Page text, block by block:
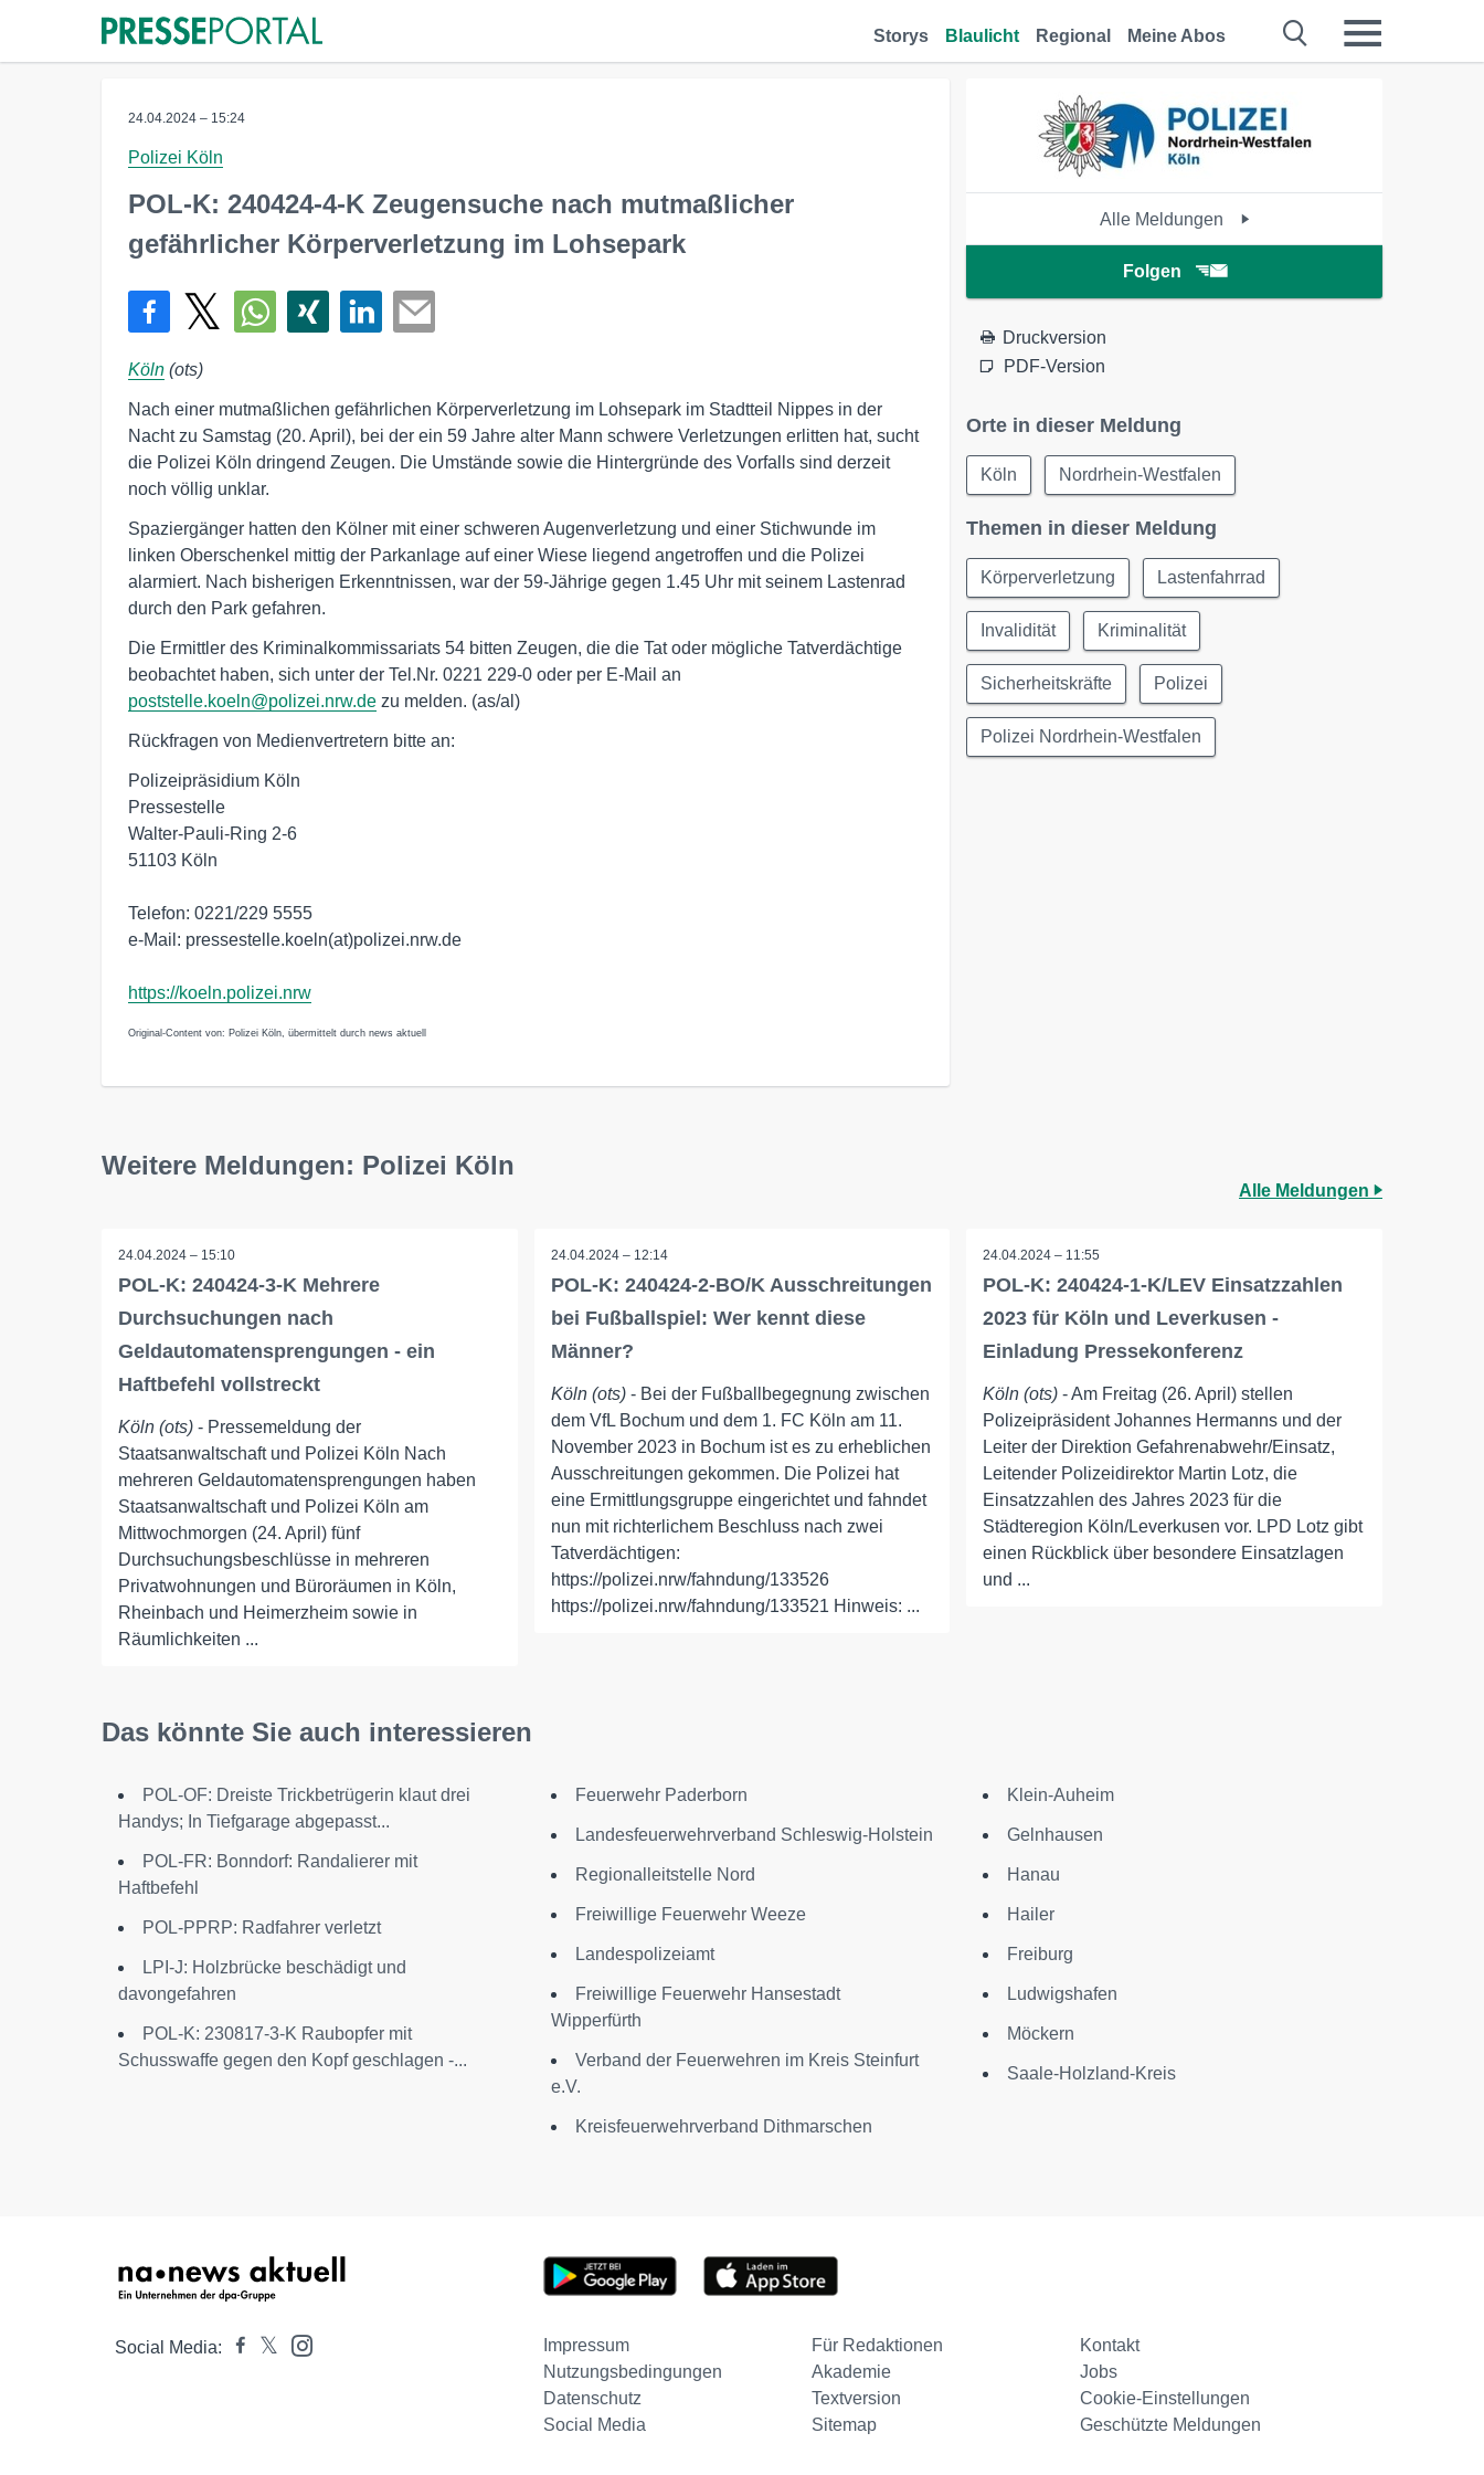
Storys Blaulicht Regional Meine Abos
24.04.2024 – 15:24
Polizei Köln
POL-K: 240424-4-K Zeugensuche nach mutmaßlicher
gefährlicher Körperverletzung im Lohsepark
Köln (ots)
Nach einer mutmaßlichen gefährlichen Körperverletzung im Lohsepark im Stadtteil Nippes in der
Nacht zu Samstag (20. April), bei der ein 59 Jahre alter Mann schwere Verletzungen erlitten hat, sucht
die Polizei Köln dringend Zeugen. Die Umstände sowie die Hintergründe des Vorfalls sind derzeit
noch völlig unklar.
Spaziergänger hatten den Kölner mit einer schweren Augenverletzung und einer Stichwunde im
linken Oberschenkel mittig der Parkanlage auf einer Wiese liegend angetroffen und die Polizei
alarmiert. Nach bisherigen Erkenntnissen, war der 59-Jährige gegen 1.45 Uhr mit seinem Lastenrad
durch den Park gefahren.
Die Ermittler des Kriminalkommissariats 54 bitten Zeugen, die die Tat oder mögliche Tatverdächtige
beobachtet haben, sich unter der Tel.Nr. 0221 229-0 oder per E-Mail an
poststelle.koeln@polizei.nrw.de zu melden. (as/al)
Rückfragen von Medienvertretern bitte an:
Polizeipräsidium Köln
Pressestelle
Walter-Pauli-Ring 2-6
51103 Köln
Telefon: 0221/229 5555
e-Mail: pressestelle.koeln(at)polizei.nrw.de
https://koeln.polizei.nrw
Original-Content von: Polizei Köln, übermittelt durch news aktuell
Alle Meldungen
Folgen
Druckversion
PDF-Version
Orte in dieser Meldung
Köln Nordrhein-Westfalen
Themen in dieser Meldung
Körperverletzung Lastenfahrrad
Invalidität Kriminalität
Sicherheitskräfte Polizei
Polizei Nordrhein-Westfalen
Weitere Meldungen: Polizei Köln
Alle Meldungen
24.04.2024 – 15:10
POL-K: 240424-3-K Mehrere
Durchsuchungen nach
Geldautomatensprengungen - ein
Haftbefehl vollstreckt
Köln (ots) - Pressemeldung der
Staatsanwaltschaft und Polizei Köln Nach
mehreren Geldautomatensprengungen haben
Staatsanwaltschaft und Polizei Köln am
Mittwochmorgen (24. April) fünf
Durchsuchungsbeschlüsse in mehreren
Privatwohnungen und Büroräumen in Köln,
Rheinbach und Heimerzheim sowie in
Räumlichkeiten ...
24.04.2024 – 12:14
POL-K: 240424-2-BO/K Ausschreitungen
bei Fußballspiel: Wer kennt diese
Männer?
Köln (ots)- Bei der Fußballbegegnung zwischen
dem VfL Bochum und dem 1. FC Köln am 11.
November 2023 in Bochum ist es zu erheblichen
Ausschreitungen gekommen. Die Polizei hat
eine Ermittlungsgruppe eingerichtet und fahndet
nun mit richterlichem Beschluss nach zwei
Tatverdächtigen:
https://polizei.nrw/fahndung/133526
https://polizei.nrw/fahndung/133521 Hinweis: ...
24.04.2024 – 11:55
POL-K: 240424-1-K/LEV Einsatzzahlen
2023 für Köln und Leverkusen -
Einladung Pressekonferenz
Köln (ots) - Am Freitag (26. April) stellen
Polizeipräsident Johannes Hermanns und der
Leiter der Direktion Gefahrenabwehr/Einsatz,
Leitender Polizeidirektor Martin Lotz, die
Einsatzzahlen des Jahres 2023 für die
Städteregion Köln/Leverkusen vor. LPD Lotz gibt
einen Rückblick über besondere Einsatzlagen
und ...
Das könnte Sie auch interessieren
POL-OF: Dreiste Trickbetrügerin klaut drei
Handys; In Tiefgarage abgepasst...
POL-FR: Bonndorf: Randalierer mit
Haftbefehl
POL-PPRP: Radfahrer verletzt
LPI-J: Holzbrücke beschädigt und
davongefahren
POL-K: 230817-3-K Raubopfer mit
Schusswaffe gegen den Kopf geschlagen -...
Feuerwehr Paderborn
Landesfeuerwehrverband Schleswig-Holstein
Regionalleitstelle Nord
Freiwillige Feuerwehr Weeze
Landespolizeiamt
Freiwillige Feuerwehr Hansestadt
Wipperfürth
Verband der Feuerwehren im Kreis Steinfurt
e.V.
Kreisfeuerwehrverband Dithmarschen
Klein-Auheim
Gelnhausen
Hanau
Hailer
Freiburg
Ludwigshafen
Möckern
Saale-Holzland-Kreis
Social Media: Impressum Für Redaktionen
Kontakt
Nutzungsbedingungen
Akademie
Jobs
Datenschutz
Textversion
Cookie-Einstellungen
Social Media
Sitemap Geschützte Meldungen